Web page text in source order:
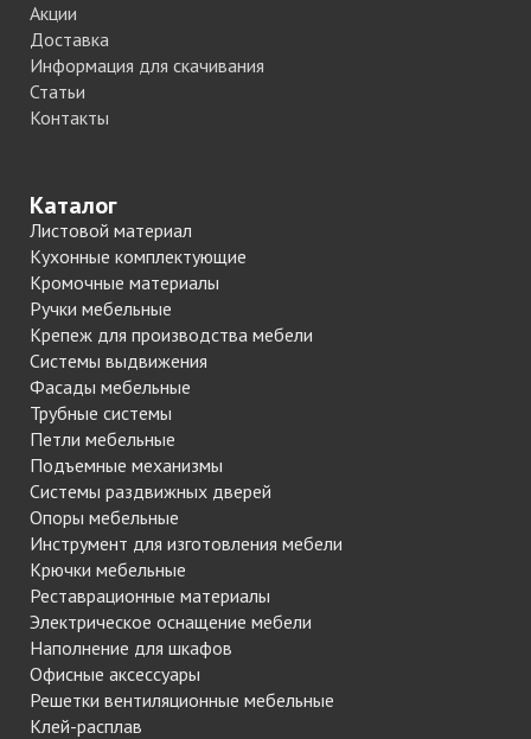
Акции
Доставка
Информация для скачивания
Статьи
Контакты
Каталог
Листовой материал
Кухонные комплектующие
Кромочные материалы
Ручки мебельные
Крепеж для производства мебели
Системы выдвижения
Фасады мебельные
Трубные системы
Петли мебельные
Подъемные механизмы
Системы раздвижных дверей
Опоры мебельные
Инструмент для изготовления мебели
Крючки мебельные
Реставрационные материалы
Электрическое оснащение мебели
Наполнение для шкафов
Офисные аксессуары
Решетки вентиляционные мебельные
Клей-расплав